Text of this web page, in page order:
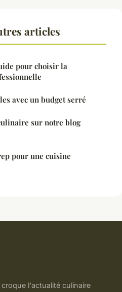
articles
pour choisir la
avec un budget serré
sur notre blog
pour une cuisine
l'actualité culinaire